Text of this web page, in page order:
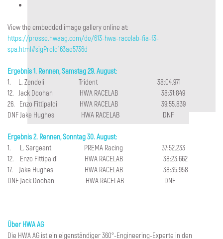
View the embedded image gallery online at:
https://presse.hwaag.com/de/613-hwa-racelab-fia-f3-
spa.html#sigProId163ae5736d
Ergebnis 1. Rennen, Samstag 29. August:
1. L. Zendeli Trident 38:04.971
12. Jack Doohan HWA RACELAB 38:31:849
26. Enzo Fittipaldi HWA RACELAB 39:55.839
DNF Jake Hughes HWA RACELAB DNF
Ergebnis 2. Rennen, Sonntag 30. August:
1. L. Sargeant PREMA Racing 37:52.233
12. Enzo Fittipaldi HWA RACELAB 38:23.662
17. Jake Hughes HWA RACELAB 38:35.958
DNF Jack Doohan HWA RACELAB DNF
Über HWA AG
Die HWA AG ist ein eigenständiger 360°-Engineering-Experte in den